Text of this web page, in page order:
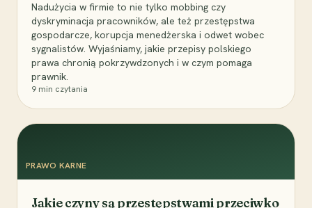
Nadużycia w firmie to nie tylko mobbing czy
dyskryminacja pracowników, ale też przestępstwa
gospodarcze, korupcja menedżerska i odwet wobec
sygnalistów. Wyjaśniamy, jakie przepisy polskiego
prawa chronią pokrzywdzonych i w czym pomaga
prawnik.
9 min czytania
PRAWO KARNE
Jakie czyny są przestępstwami przeciwko